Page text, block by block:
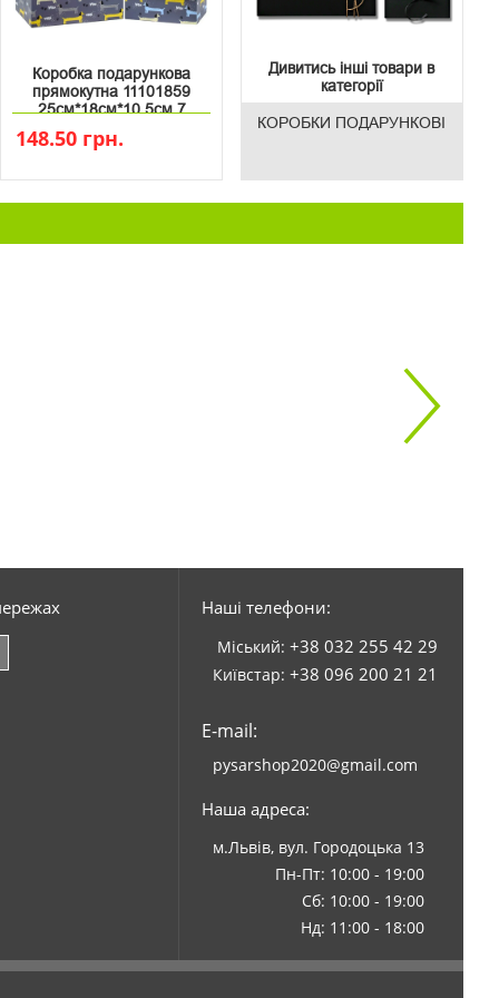
Коробка подарункова
прямокутна 11101859
25см*18см*10.5см 7
148.50 грн.
Дивитись інші товари в
категорії
КОРОБКИ ПОДАРУНКОВІ
Наші телефони:
Міський: +38 032 255 42 29
Київстар: +38 096 200 21 21
E-mail:
pysarshop2020@gmail.com
Наша адреса:
м.Львів, вул. Городоцька 13
Пн-Пт: 10:00 - 19:00
Сб: 10:00 - 19:00
Нд: 11:00 - 18:00